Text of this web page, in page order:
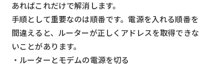
あればこれだけで解消します。
手順として重要なのは順番です。電源を入れる順番を
間違えると、ルーターが正しくアドレスを取得できな
いことがあります。
・ルーターとモデムの電源を切る